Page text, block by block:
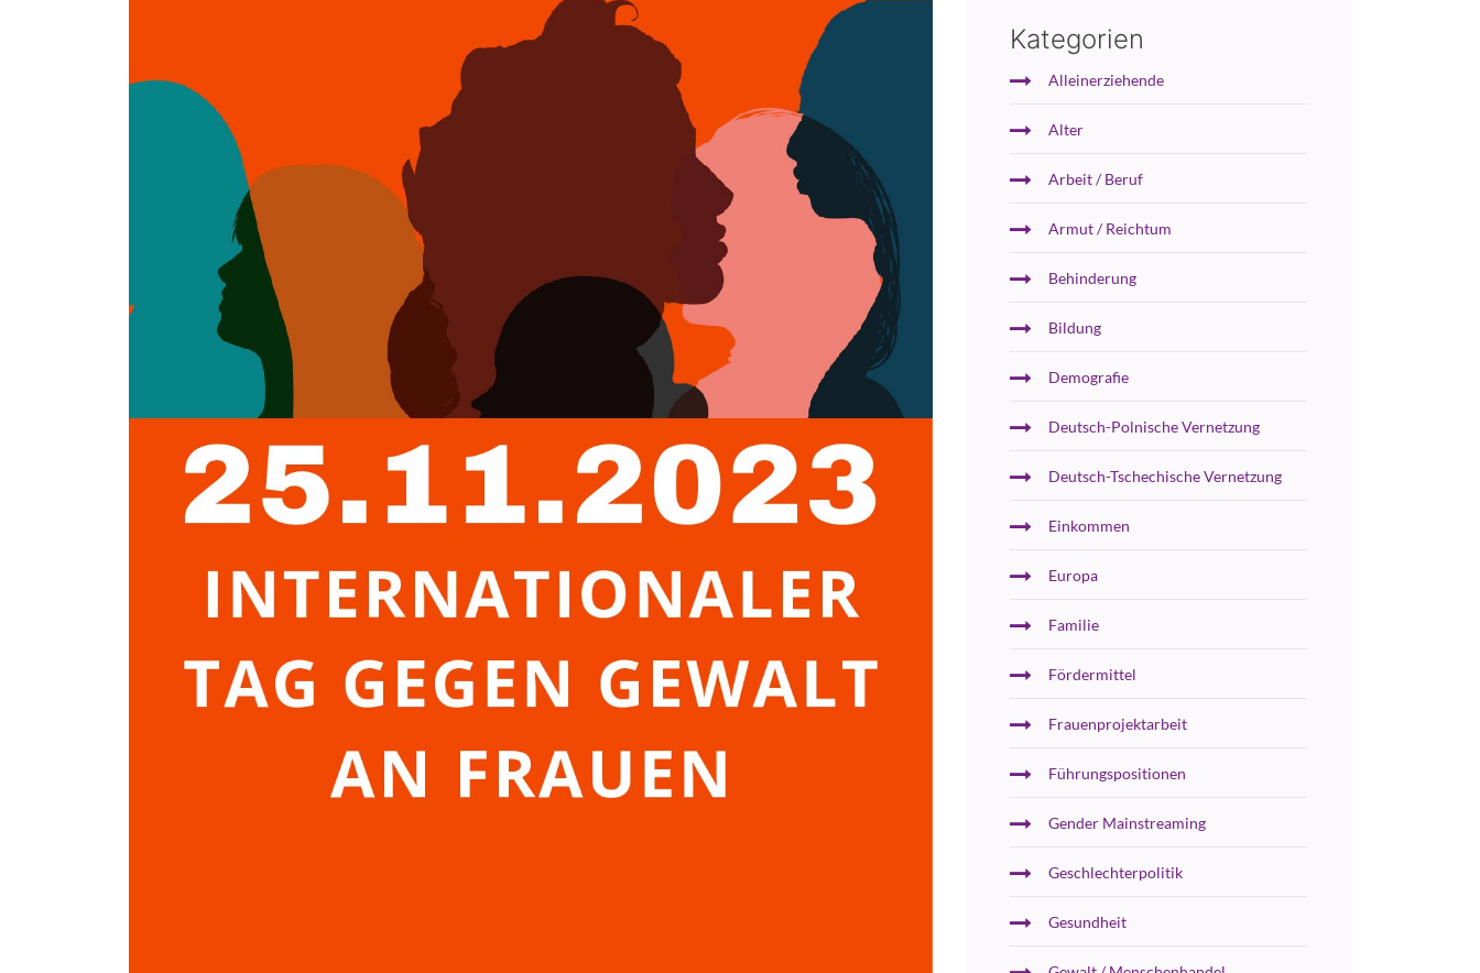
Kategorien
Alleinerziehende
Alter
Arbeit / Beruf
Armut / Reichtum
Behinderung
Bildung
Demografie
Deutsch-Polnische Vernetzung
Deutsch-Tschechische Vernetzung
Einkommen
Europa
Familie
Fördermittel
Frauenprojektarbeit
Führungspositionen
Gender Mainstreaming
Geschlechterpolitik
Gesundheit